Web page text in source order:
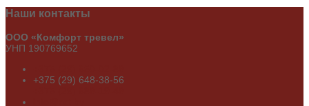
Наши контакты
ООО «Комфорт тревел»
УНП 190769652
+375 (29) 648-38-56